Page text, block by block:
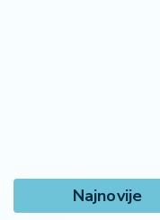
Najnovije